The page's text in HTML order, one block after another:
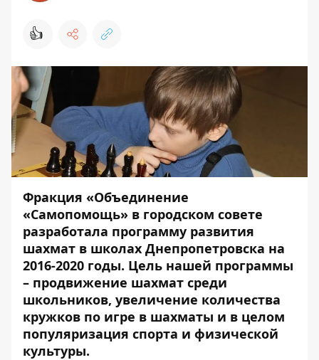
👍
Фракция «Объединение
«Самопомощь» в городском совете
разработала программу развития
шахмат в школах Днепропетровска на
2016-2020 годы. Цель нашей программы
– продвижение шахмат среди
школьников, увеличение количества
кружков по игре в шахматы и в целом
популяризация спорта и физической
культуры.